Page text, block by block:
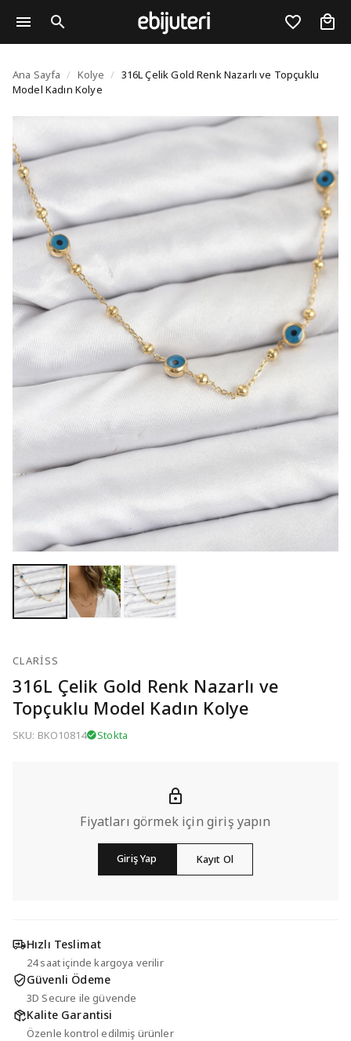
316L Çelik Gold Renk
Ana Sayfa / Kolye / 316L Çelik Gold Renk Nazarlı ve Topçuklu
Model Kadın Kolye
CLARISS
316L Çelik Gold Renk Nazarlı ve
Topçuklu Model Kadın Kolye
SKU: BKO10814 Stokta
Fiyatları görmek için giriş yapın
Giriş Yap Kayıt Ol
Hızlı Teslimat
24 saat içinde kargoya verilir
Güvenli Ödeme
3D Secure ile güvende
Kalite Garantisi
Özenle kontrol edilmiş ürünler